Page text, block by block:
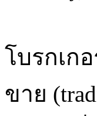
โบรกเก
ขาย